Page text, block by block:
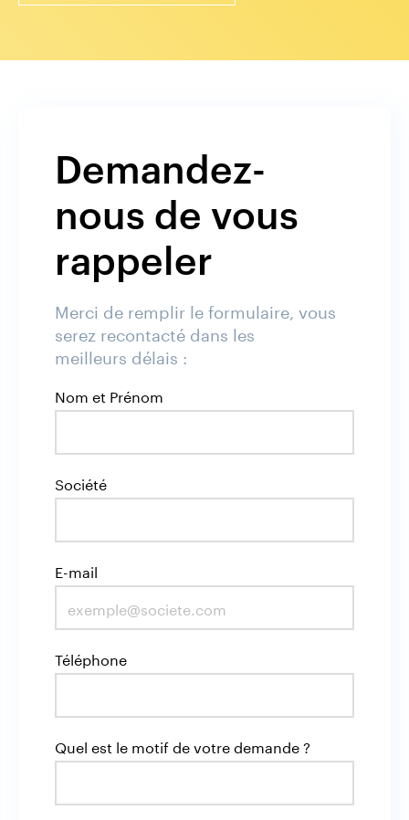
Demandez-
nous de vous
rappeler
Merci de remplir le formulaire, vous
serez recontacté dans les
meilleurs délais :
Nom et Prénom
Société
E-mail
Téléphone
Quel est le motif de votre demande ?